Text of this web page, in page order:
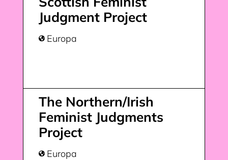
The Northern/Irish
Feminist Judgments
Project
 Europa
Judgment Project
 Europa